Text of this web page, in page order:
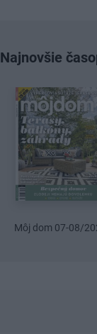
Najnovšie
Môj dom 07-08/